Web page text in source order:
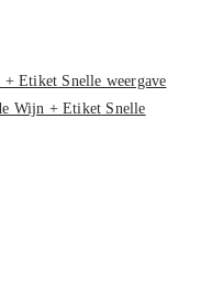
Snelle weergave
Snelle